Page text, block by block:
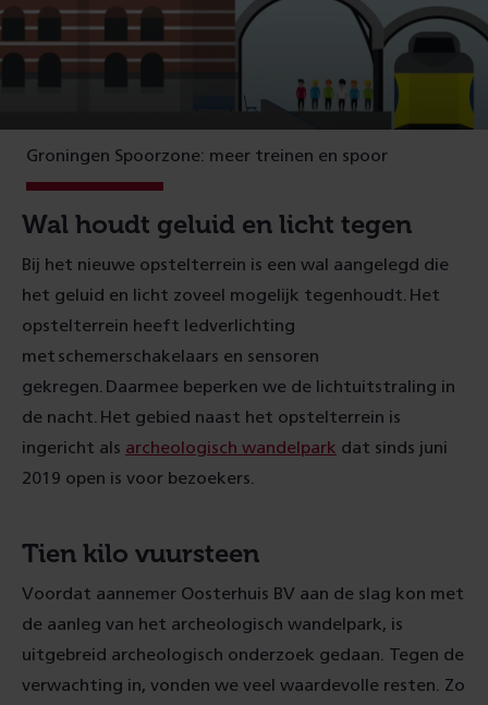
Groningen Spoorzone: meer treinen en spoor
Wal houdt geluid en licht tegen
Bij het nieuwe opstelterrein is een wal aangelegd die
het geluid en licht zoveel mogelijk tegenhoudt. Het
opstelterrein heeft ledverlichting
met schemerschakelaars en sensoren
gekregen. Daarmee beperken we de lichtuitstraling in
de nacht. Het gebied naast het opstelterrein is
ingericht als archeologisch wandelpark dat sinds juni
2019 open is voor bezoekers.
Tien kilo vuursteen
Voordat aannemer Oosterhuis BV aan de slag kon met
de aanleg van het archeologisch wandelpark, is
uitgebreid archeologisch onderzoek gedaan. Tegen de
verwachting in, vonden we veel waardevolle resten. Zo